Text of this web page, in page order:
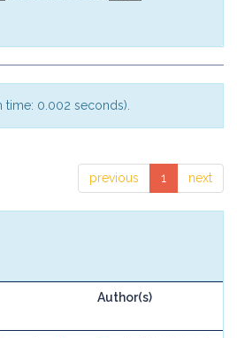
time: 0.002 seconds).
previous 1 next
Author(s)